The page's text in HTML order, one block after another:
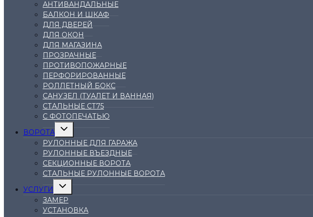
АНТИВАНДАЛЬНЫЕ
БАЛКОН И ШКАФ
ДЛЯ ДВЕРЕЙ
ДЛЯ ОКОН
ДЛЯ МАГАЗИНА
ПРОЗРАЧНЫЕ
ПРОТИВОПОЖАРНЫЕ
ПЕРФОРИРОВАННЫЕ
РОЛЛЕТНЫЙ БОКС
САНУЗЕЛ (ТУАЛЕТ И ВАННАЯ)
СТАЛЬНЫЕ СТ75
С ФОТОПЕЧАТЬЮ
ВОРОТА
Переключить
дочернее
меню
РУЛОННЫЕ ДЛЯ ГАРАЖА
РУЛОННЫЕ ВЪЕЗДНЫЕ
СЕКЦИОННЫЕ ВОРОТА
СТАЛЬНЫЕ РУЛОННЫЕ ВОРОТА
УСЛУГИ
Переключить
дочернее
меню
ЗАМЕР
УСТАНОВКА